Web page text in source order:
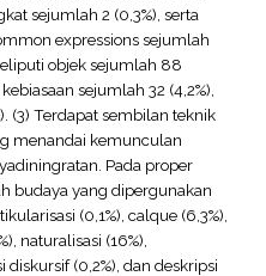
sejumlah 2 (0,3%), serta
expressions sejumlah
objek sejumlah 88
sejumlah 32 (4,2%),
(3) Terdapat sembilan teknik
menandai kemunculan
Pada proper
budaya yang dipergunakan
(0,1%), calque (6,3%),
naturalisasi (16%),
(0,2%), dan deskripsi